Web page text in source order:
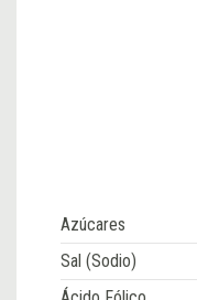
Azúcares
Sal (Sodio)